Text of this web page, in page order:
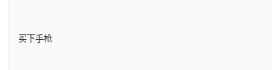
买下手枪